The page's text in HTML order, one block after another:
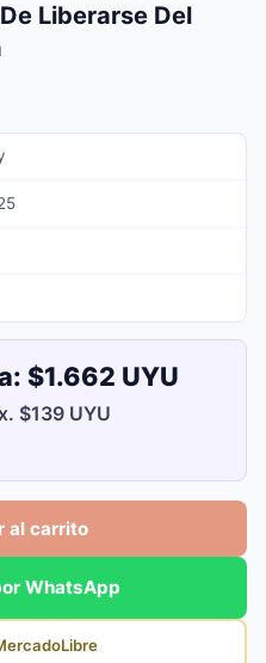
Liberarse Del
$1.662 UYU
$139 UYU
al carrito
WhatsApp